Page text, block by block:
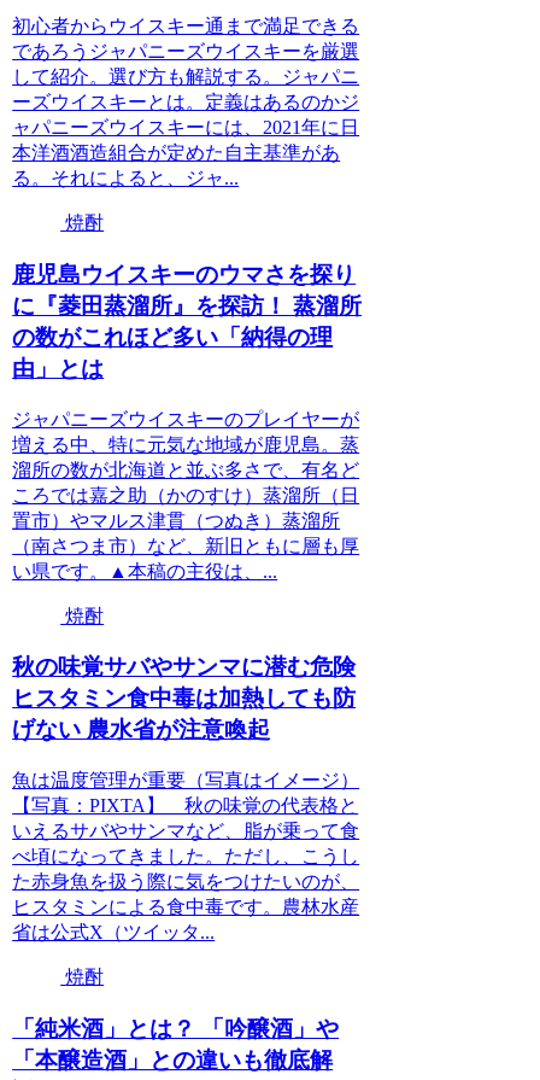
初心者からウイスキー通まで満足できる
であろうジャパニーズウイスキーを厳選
して紹介。選び方も解説する。ジャパニ
ーズウイスキーとは。定義はあるのかジ
ャパニーズウイスキーには、2021年に日
本洋酒酒造組合が定めた自主基準があ
る。それによると、ジャ...
焼酎
鹿児島ウイスキーのウマさを探り
に『菱田蒸溜所』を探訪！ 蒸溜所
の数がこれほど多い「納得の理
由」とは
ジャパニーズウイスキーのプレイヤーが
増える中、特に元気な地域が鹿児島。蒸
溜所の数が北海道と並ぶ多さで、有名ど
ころでは嘉之助（かのすけ）蒸溜所（日
置市）やマルス津貫（つぬき）蒸溜所
（南さつま市）など、新旧ともに層も厚
い県です。▲本稿の主役は、...
焼酎
秋の味覚サバやサンマに潜む危険
ヒスタミン食中毒は加熱しても防
げない 農水省が注意喚起
魚は温度管理が重要（写真はイメージ）
【写真：PIXTA】 秋の味覚の代表格と
いえるサバやサンマなど、脂が乗って食
べ頃になってきました。ただし、こうし
た赤身魚を扱う際に気をつけたいのが、
ヒスタミンによる食中毒です。農林水産
省は公式X（ツイッタ...
焼酎
「純米酒」とは？ 「吟醸酒」や
「本醸造酒」との違いも徹底解